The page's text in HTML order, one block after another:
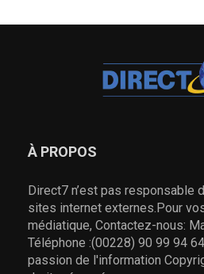
À PROPOS
Direct7 n’est pas responsable
sites internet externes.Pour
médiatique, Contactez-nous:
Téléphone :(00228) 90 99 94
passion de l'information